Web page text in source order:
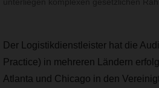
Der Logistikdienstleister hat die
Practice) in mehreren Ländern
Atlanta und Chicago in den